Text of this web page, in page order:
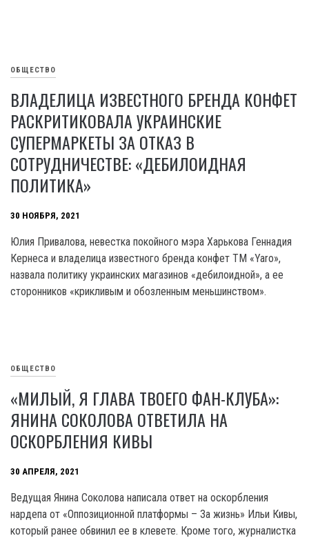
ОБЩЕСТВО
ВЛАДЕЛИЦА ИЗВЕСТНОГО БРЕНДА КОНФЕТ
РАСКРИТИКОВАЛА УКРАИНСКИЕ
СУПЕРМАРКЕТЫ ЗА ОТКАЗ В
СОТРУДНИЧЕСТВЕ: «ДЕБИЛОИДНАЯ
ПОЛИТИКА»
30 НОЯБРЯ, 2021
Юлия Привалова, невестка покойного мэра Харькова Геннадия
Кернеса и владелица известного бренда конфет ТМ «Yaro»,
назвала политику украинских магазинов «дебилоидной», а ее
сторонников «крикливым и обозленным меньшинством».
ОБЩЕСТВО
«МИЛЫЙ, Я ГЛАВА ТВОЕГО ФАН-КЛУБА»:
ЯНИНА СОКОЛОВА ОТВЕТИЛА НА
ОСКОРБЛЕНИЯ КИВЫ
30 АПРЕЛЯ, 2021
Ведущая Янина Соколова написала ответ на оскорбления
нардепа от «Оппозиционной платформы – За жизнь» Ильи Кивы,
который ранее обвинил ее в клевете. Кроме того, журналистка